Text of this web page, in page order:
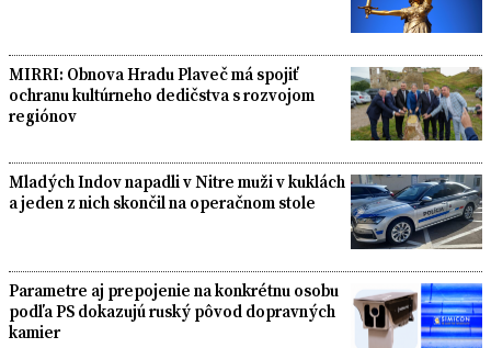
MIRRI: Obnova Hradu Plaveč má spojiť
ochranu kultúrneho dedičstva s rozvojom
regiónov
Mladých Indov napadli v Nitre muži v kuklách
a jeden z nich skončil na operačnom stole
Parametre aj prepojenie na konkrétnu osobu
podľa PS dokazujú ruský pôvod dopravných
kamier